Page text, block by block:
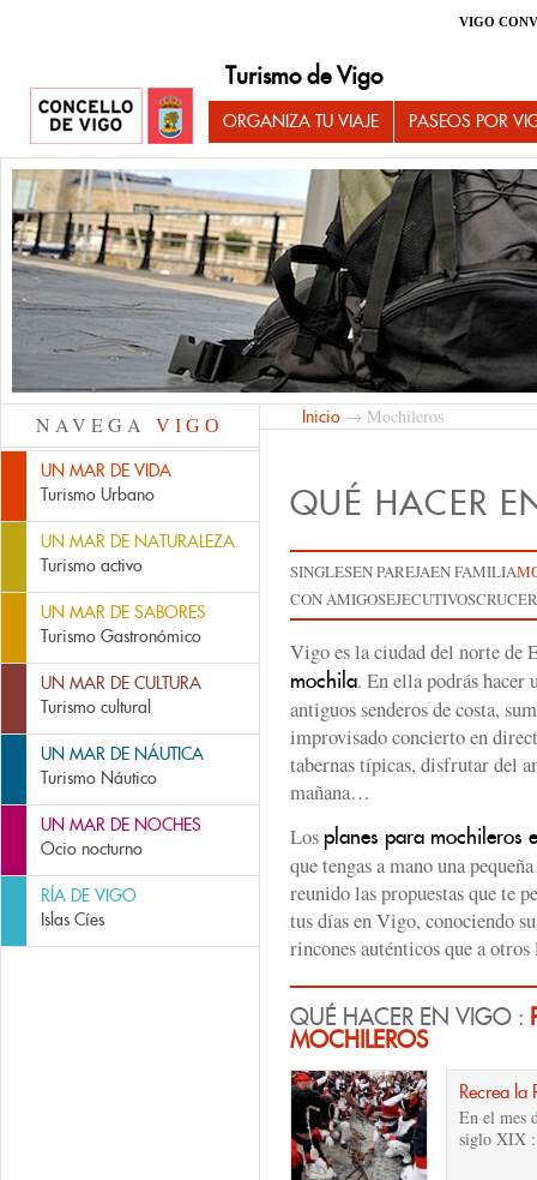
VIGO
Turismo de Vigo
ORGANIZA TU VIAJE PASEOS POR
NAVEGA VIGO
UN MAR DE VIDA
Turismo Urbano
UN MAR DE NATURALEZA
Turismo activo
UN MAR DE SABORES
Turismo Gastronómico
UN MAR DE CULTURA
Turismo cultural
UN MAR DE NÁUTICA
Turismo Náutico
UN MAR DE NOCHES
Ocio nocturno
RÍA DE VIGO
Islas Cíes
Inicio → Mochileros
QUÉ HACER
SINGLESEN PAREJAEN FAMILIA
CON AMIGOSEJECUTIVOS
Vigo es la ciudad del norte de
mochila. En ella podrás hacer
antiguos senderos de costa,
improvisado concierto en
tabernas típicas, disfrutar del
mañana…
Los planes para mochileros
que tengas a mano una
reunido las propuestas que te
tus días en Vigo, conociendo
rincones auténticos que a otros
QUÉ HACER EN VIGO :
MOCHILEROS
Recrea la
En el mes
siglo XIX